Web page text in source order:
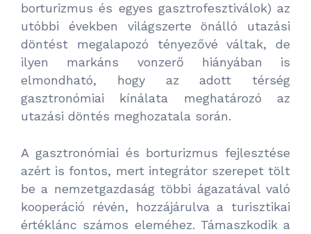
borturizmus és egyes gasztrofesztiválok) az
utóbbi években világszerte önálló utazási
döntést megalapozó tényezővé váltak, de
ilyen markáns vonzerő hiányában is
elmondható, hogy az adott térség
gasztronómiai kínálata meghatározó az
utazási döntés meghozatala során.
A gasztronómiai és borturizmus fejlesztése
azért is fontos, mert integrátor szerepet tölt
be a nemzetgazdaság többi ágazatával való
kooperáció révén, hozzájárulva a turisztikai
értéklánc számos eleméhez. Támaszkodik a